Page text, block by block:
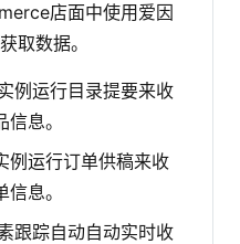
店面中使用爱因
取数据。
例运行目录提要来收
息。
例运行订单供稿来收
息。
跟踪自动自动实时收